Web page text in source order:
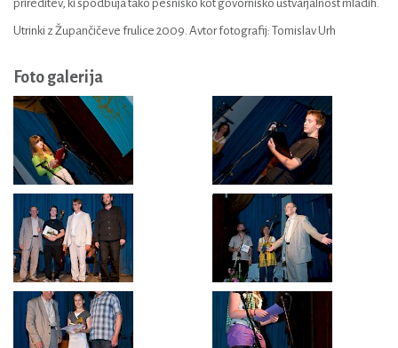
prireditev, ki spodbuja tako pesniško kot govorniško ustvarjalnost mladih.
Utrinki z Župančičeve frulice 2009. Avtor fotografij: Tomislav Urh
Foto galerija